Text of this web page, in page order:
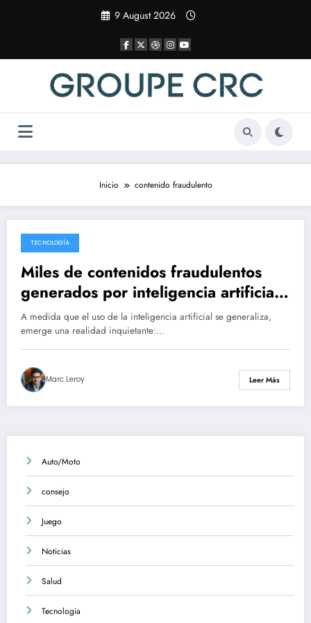
9 August 2026
Inicio contenido fraudulento
6 April 2025
TECNOLOGÍA
Miles de contenidos fraudulentos
generados por inteligencia artificial
circulan – Investigación
A medida que el uso de la inteligencia artificial se generaliza,
emerge una realidad inquietante:…
Marc Leroy Leer Más
Auto/Moto
consejo
Juego
Noticias
Salud
Tecnologia